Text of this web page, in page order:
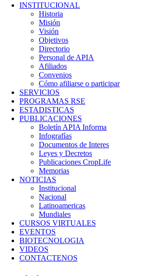
INSTITUCIONAL
Historia
Misión
Visión
Objetivos
Directorio
Personal de APIA
Afiliados
Convenios
Cómo afiliarse o participar
SERVICIOS
PROGRAMAS RSE
ESTADISTICAS
PUBLICACIONES
Boletín APIA Informa
Infografías
Documentos de Interes
Leyes y Decretos
Publicaciones CropLife
Memorias
NOTICIAS
Institucional
Nacional
Latinoamericas
Mundiales
CURSOS VIRTUALES
EVENTOS
BIOTECNOLOGIA
VIDEOS
CONTACTENOS